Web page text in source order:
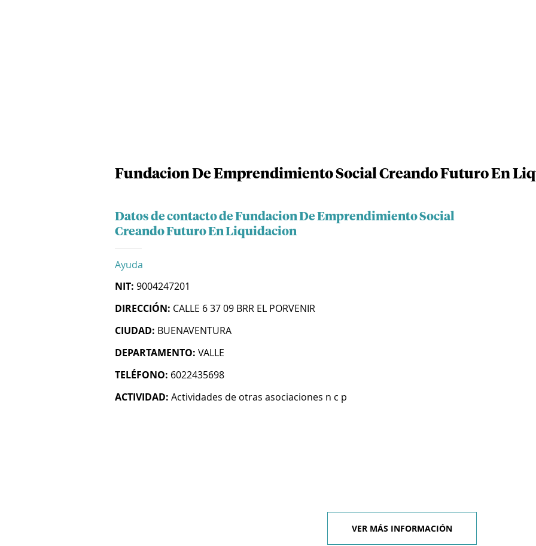
Fundacion De Emprendimiento Social Creando Futuro En
Datos de contacto de Fundacion De Emprendimiento Social
Creando Futuro En Liquidacion
Ayuda
NIT: 9004247201
DIRECCIÓN: CALLE 6 37 09 BRR EL PORVENIR
CIUDAD: BUENAVENTURA
DEPARTAMENTO: VALLE
TELÉFONO: 6022435698
ACTIVIDAD: Actividades de otras asociaciones n c p
VER MÁS INFORMACIÓN